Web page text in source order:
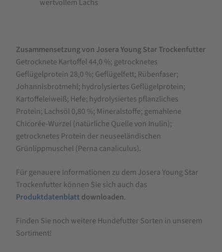
wertvollem Lachs
Zusammensetzung von Josera Young Star Trockenfutter
Getrocknete Kartoffel 44,0 %; getrocknetes
Geflügelprotein 28,0 %; Geflügelfett; Rübenfaser;
Johannisbrotmehl; hydrolysiertes Geflügelprotein;
Kartoffeleiweiß; Hefe; hydrolysiertes pflanzliches
Protein; Lachsöl 0,80 %; Mineralstoffe; gemahlene
Chicorée-Wurzel (natürliche Quelle von Inulin);
getrocknetes Protein der neuseeländischen
Grünlippmuschel (Perna canaliculus).
Für genauere Informationen zu dem Josera Young Star
Trockenfutter können Sie sich auch das
Produktdatenblattdownloaden.
Finden Sie noch weitere Hundefutter Sorten in unserem
Sortiment!